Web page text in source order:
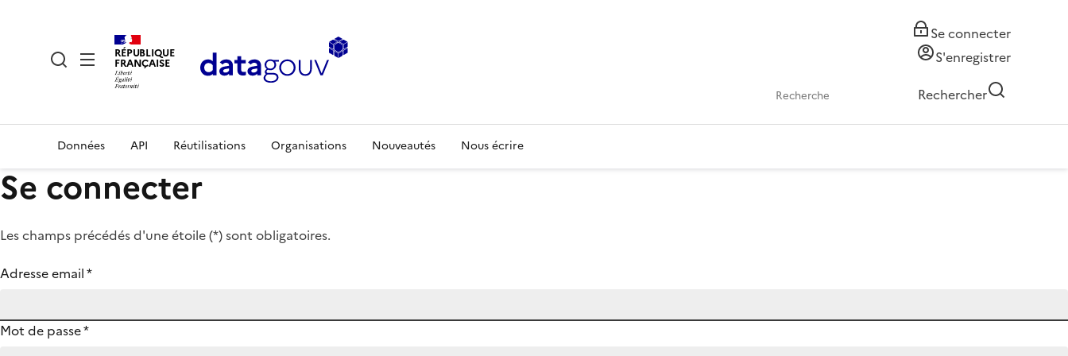
RÉPUBLIQUE
FRANÇAISE
Se connecter
S'enregistrer
Rechercher
Données API Réutilisations Organisations Nouveautés Nous écrire
Se connecter
Les champs précédés d'une étoile (*) sont obligatoires.
Adresse email*
Mot de passe*